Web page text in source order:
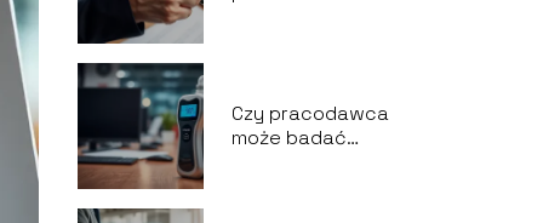
Czy pracodawca
może badać